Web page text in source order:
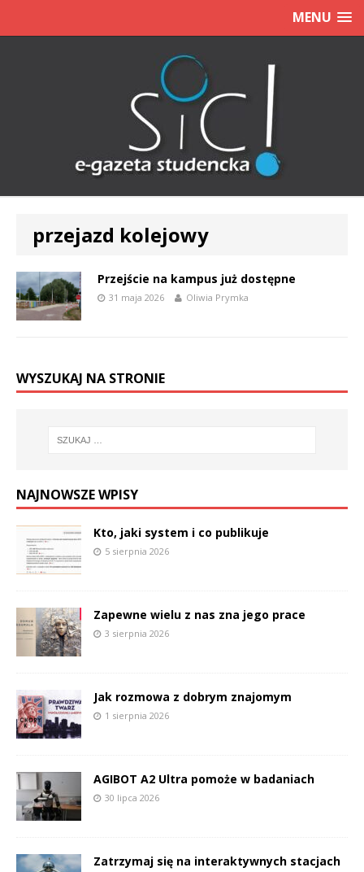
MENU
przejazd kolejowy
Przejście na kampus już dostępne
31 maja 2026 Oliwia Prymka
WYSZUKAJ NA STRONIE
NAJNOWSZE WPISY
Kto, jaki system i co publikuje
5 sierpnia 2026
Zapewne wielu z nas zna jego prace
3 sierpnia 2026
Jak rozmowa z dobrym znajomym
1 sierpnia 2026
AGIBOT A2 Ultra pomoże w badaniach
30 lipca 2026
Zatrzymaj się na interaktywnych stacjach